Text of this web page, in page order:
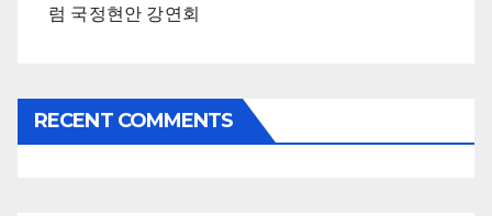
럼 국정현안 강연회
RECENT COMMENTS